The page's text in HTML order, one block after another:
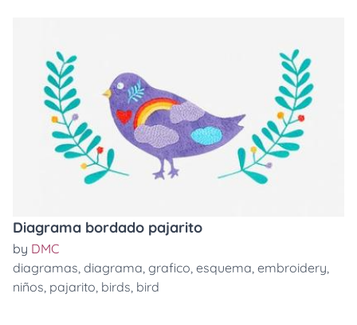
Diagrama bordado pajarito
by DMC
diagramas, diagrama, grafico, esquema, embroidery,
niños, pajarito, birds, bird